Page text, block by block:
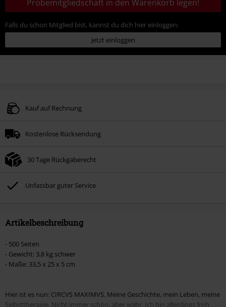
Probemitgliedschaft in den Warenkorb legen!
Falls du schon Mitglied bist, kannst du dich hier einloggen:
Jetzt einloggen
Kauf auf Rechnung
Kostenlose Rücksendung
30 Tage Rückgaberecht
Unfassbar guter Service
Artikelbeschreibung
- 500 Seiten
- Gewicht: 3,8 kg schwer
- Maße: 33,5 x 25 x 5 cm
Hier ist es nun: CIRCVS MAXIMVS. Meine Geschichte, mein Leben, meine
Selbsttherapie. Nicht immer schön, aber wahr. Ich bin allerdings froh